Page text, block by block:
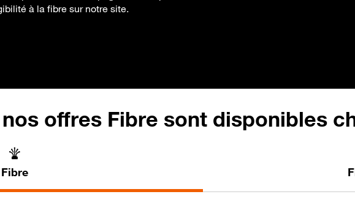
à la fibre sur notre site.
offres Fibre sont disponibles
Fibre